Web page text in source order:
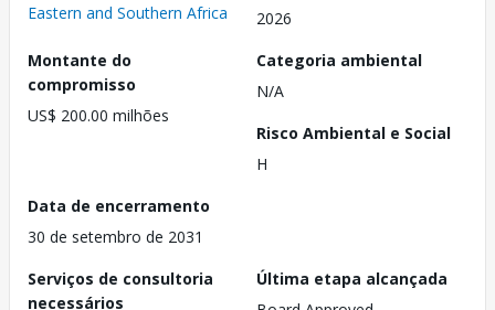
Eastern and Southern Africa
2026
Montante do
compromisso
US$ 200.00 milhões
Categoria ambiental
N/A
Risco Ambiental e Social
H
Data de encerramento
30 de setembro de 2031
Serviços de consultoria
necessários
Última etapa alcançada